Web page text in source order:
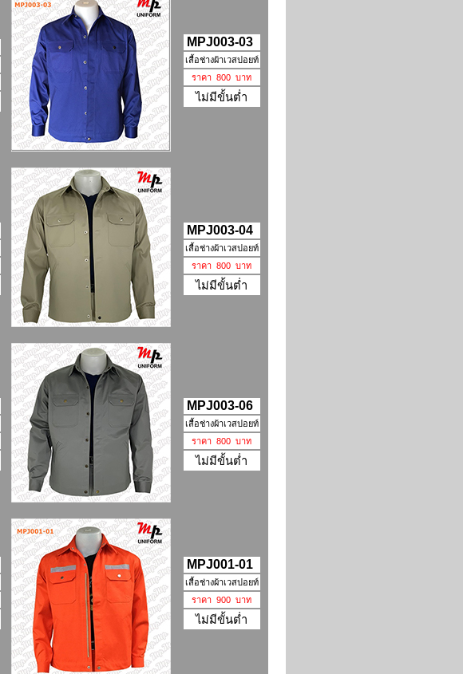
MPJ003-03
เสื้อช่างผ้าเวสปอยท์
ราคา 800 บาท
ไม่มีขั้นต่ำ
MPJ003-04
เสื้อช่างผ้าเวสปอยท์
ราคา 800 บาท
ไม่มีขั้นต่ำ
MPJ003-06
เสื้อช่างผ้าเวสปอยท์
ราคา 800 บาท
ไม่มีขั้นต่ำ
MPJ001-01
เสื้อช่างผ้าเวสปอยท์
ราคา 900 บาท
ไม่มีขั้นต่ำ